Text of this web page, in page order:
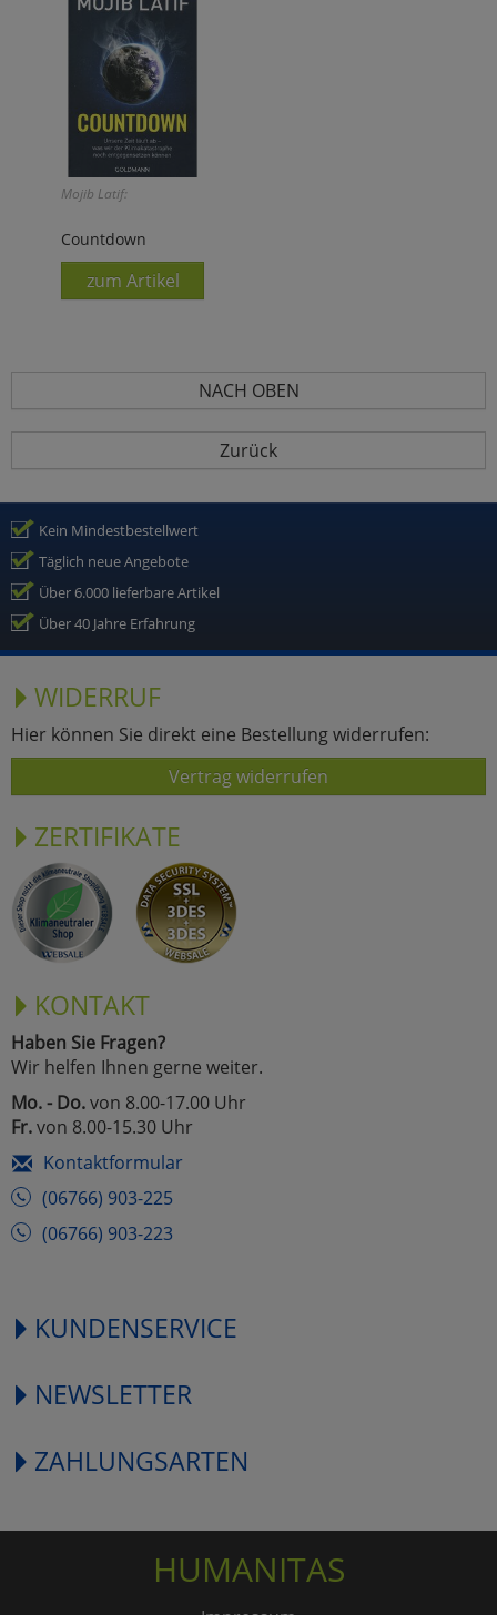
Mojib Latif:
Countdown
zum Artikel
NACH OBEN
Zurück
Kein Mindestbestellwert
Täglich neue Angebote
Über 6.000 lieferbare Artikel
Über 40 Jahre Erfahrung
WIDERRUF
Hier können Sie direkt eine Bestellung widerrufen:
Vertrag widerrufen
ZERTIFIKATE
KONTAKT
Haben Sie Fragen?
Wir helfen Ihnen gerne weiter.
Mo. - Do.von 8.00-17.00 Uhr
Fr.von 8.00-15.30 Uhr
Kontaktformular
(06766) 903-225
(06766) 903-223
KUNDENSERVICE
NEWSLETTER
ZAHLUNGSARTEN
HUMANITAS